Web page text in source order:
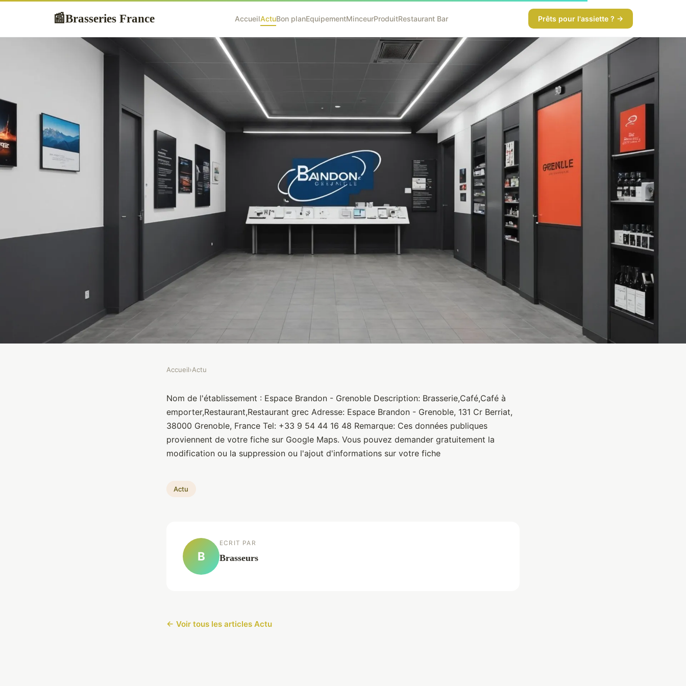
📰Brasseries France AccueilActuBon planEquipementMinceurProduitRestaurant Bar Prêts pour l'assiette ? →
Espace Brandon - Grenoble
Accueil›Actu
Nom de l'établissement : Espace Brandon - Grenoble Description: Brasserie,Café,Café à
emporter,Restaurant,Restaurant grec Adresse: Espace Brandon - Grenoble, 131 Cr Berriat,
38000 Grenoble, France Tel: +33 9 54 44 16 48 Remarque: Ces données publiques
proviennent de votre fiche sur Google Maps. Vous pouvez demander gratuitement la
modification ou la suppression ou l'ajout d'informations sur votre fiche
Actu
B
ECRIT PAR
Brasseurs
← Voir tous les articles Actu